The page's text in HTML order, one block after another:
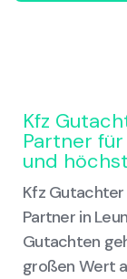
Kfz
Partner
und
Kfz
Partner in
Gutachten
großen Wert